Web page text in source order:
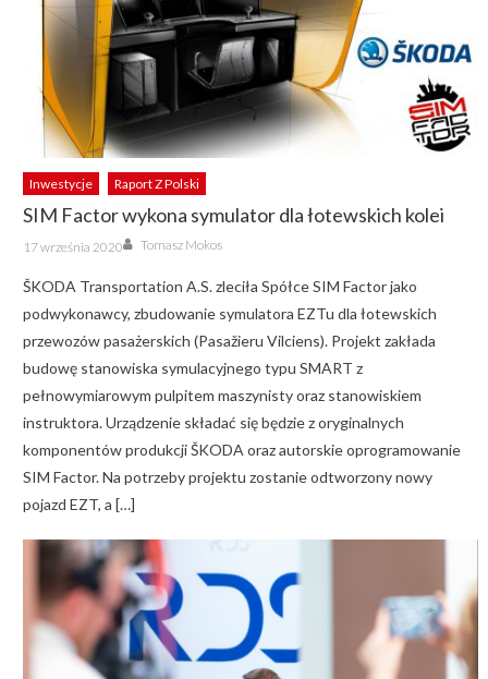
Inwestycje Raport Z Polski
SIM Factor wykona symulator dla łotewskich kolei
Posted
on
17 września 2020 Author
Tomasz Mokos
ŠKODA Transportation A.S. zleciła Spółce SIM Factor jako
podwykonawcy, zbudowanie symulatora EZTu dla łotewskich
przewozów pasażerskich (Pasažieru Vilciens). Projekt zakłada
budowę stanowiska symulacyjnego typu SMART z
pełnowymiarowym pulpitem maszynisty oraz stanowiskiem
instruktora. Urządzenie składać się będzie z oryginalnych
komponentów produkcji ŠKODA oraz autorskie oprogramowanie
SIM Factor. Na potrzeby projektu zostanie odtworzony nowy
pojazd EZT, a […]